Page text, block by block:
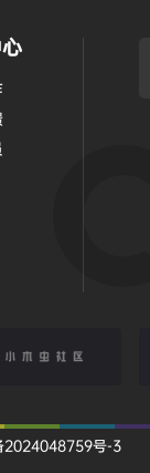
2024048759号-3